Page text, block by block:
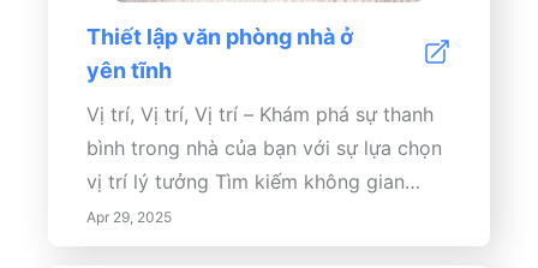
Thiết lập văn phòng nhà ở
yên tĩnh
Vị trí, Vị trí, Vị trí – Khám phá sự thanh
bình trong nhà của bạn với sự lựa chọn
vị trí lý tưởng Tìm kiếm không gian
hoàn hảo để thư giãn là rất cần thiết để
tạo ra một môi trường nhà ở yên tĩnh.
Apr 29, 2025